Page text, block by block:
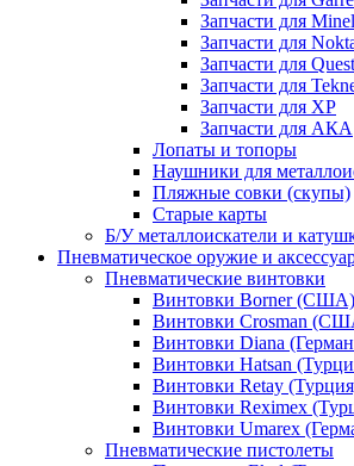
Запчасти для
Запчасти для
Запчасти для Quest
Запчасти для
Запчасти для XP
Запчасти для АКА
Лопаты и топоры
Наушники для
Пляжные совки (скупы)
Старые карты
Б/У металлоискатели и
Пневматическое оружие и
Пневматические винтовки
Винтовки Borner (США)
Винтовки Crosman
Винтовки Diana
Винтовки Hatsan
Винтовки Retay
Винтовки Reximex
Винтовки Umarex
Пневматические пистолеты